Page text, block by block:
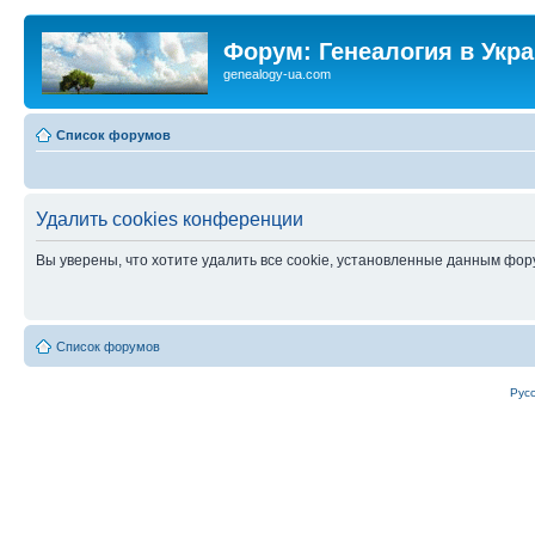
Форум: Генеалогия в
genealogy-ua.com
Список форумов
Удалить cookies конференции
Вы уверены, что хотите удалить все cookie, установленные данным
Список форумов